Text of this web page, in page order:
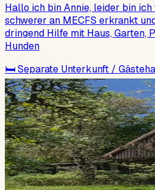
Hallo ich bin Annie, leider bin
schwerer an MECFS erkrankt
dringend Hilfe mit Haus, Garten,
Hunden
🛏Separate Unterkunft /